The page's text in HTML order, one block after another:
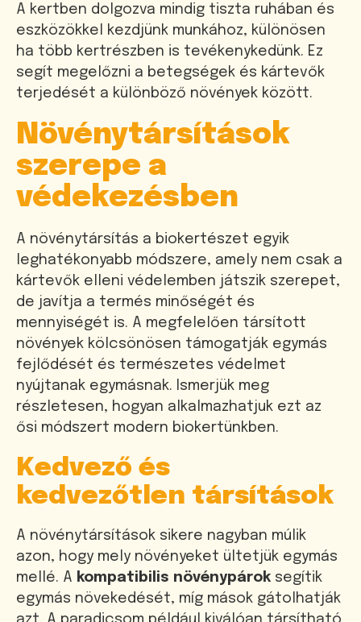
A kertben dolgozva mindig tiszta ruhában és
eszközökkel kezdjünk munkához, különösen
ha több kertrészben is tevékenykedünk. Ez
segít megelőzni a betegségek és kártevők
terjedését a különböző növények között.
Növénytársítások
szerepe a
védekezésben
A növénytársítás a biokertészet egyik
leghatékonyabb módszere, amely nem csak a
kártevők elleni védelemben játszik szerepet,
de javítja a termés minőségét és
mennyiségét is. A megfelelően társított
növények kölcsönösen támogatják egymás
fejlődését és természetes védelmet
nyújtanak egymásnak. Ismerjük meg
részletesen, hogyan alkalmazhatjuk ezt az
ősi módszert modern biokertünkben.
Kedvező és
kedvezőtlen társítások
A növénytársítások sikere nagyban múlik
azon, hogy mely növényeket ültetjük egymás
mellé. A kompatibilis növénypárok segítik
egymás növekedését, míg mások gátolhatják